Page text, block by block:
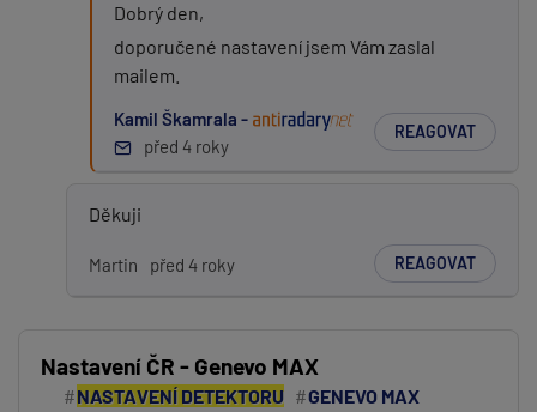
Dobrý den,
doporučené nastavení jsem Vám zaslal
mailem.
Kamil Škamrala -
před 4 roky
REAGOVAT
Děkuji
Martin před 4 roky REAGOVAT
Nastavení ČR - Genevo MAX
NASTAVENÍ DETEKTORU
GENEVO MAX